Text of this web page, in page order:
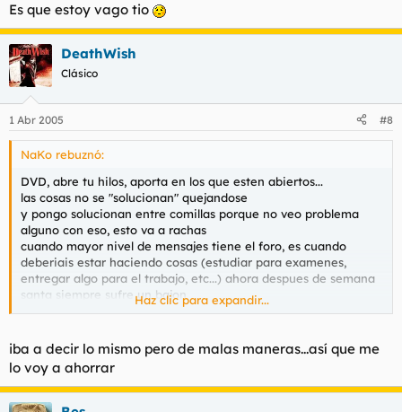
Es que estoy vago tio
DeathWish
Clásico
1 Abr 2005 #8
NaKo rebuznó:
DVD, abre tu hilos, aporta en los que esten abiertos...
las cosas no se "solucionan" quejandose
y pongo solucionan entre comillas porque no veo problema
alguno con eso, esto va a rachas
cuando mayor nivel de mensajes tiene el foro, es cuando
deberiais estar haciendo cosas (estudiar para examenes,
entregar algo para el trabajo, etc...) ahora despues de semana
santa siempre sufre un bajon
aunque para mi mejor, menos curro tenemos los moderadores
Haz clic para expandir...
iba a decir lo mismo pero de malas maneras...así que me
lo voy a ahorrar